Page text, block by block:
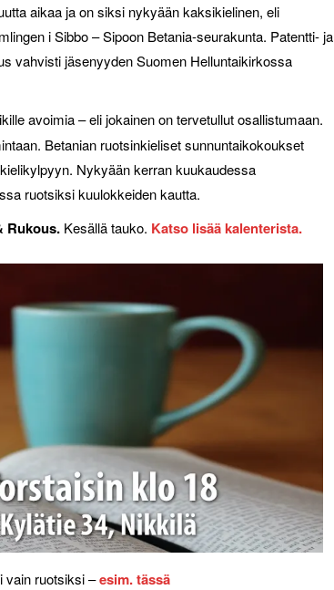
aikaa ja on siksi nykyään kaksikielinen, eli
i Sibbo – Sipoon Betania-seurakunta. Patentti- ja
vahvisti jäsenyyden Suomen Helluntaikirkossa
avoimia – eli jokainen on tervetullut osallistumaan.
Betanian ruotsinkieliset sunnuntaikokoukset
Nykyään kerran kuukaudessa
ruotsiksi kuulokkeiden kautta.
Rukous. Kesällä tauko. Katso lisää kalenterista.
vain ruotsiksi –esim. tässä